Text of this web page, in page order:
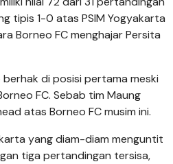
tipis 1-0 atas PSIM Yogyakarta
Borneo FC menghajar Persita
berhak di posisi pertama meski
FC. Sebab tim Maung
atas Borneo FC musim ini.
yang diam-diam menguntit
tiga pertandingan tersisa,